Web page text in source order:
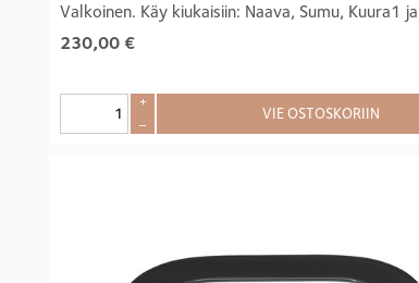
Valkoinen. Käy kiukaisiin: Naava, Sumu, Kuura1
230,00 €
+
–
VIE OSTOSKORIIN